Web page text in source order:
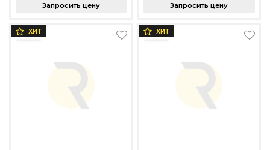
Запросить цену Запросить цену
ХИТ ХИТ